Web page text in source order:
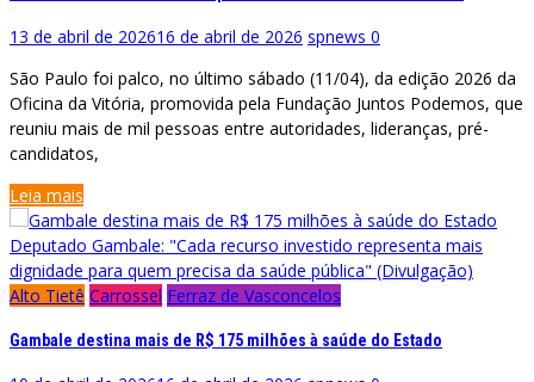
13 de abril de 202616 de abril de 2026 spnews 0
São Paulo foi palco, no último sábado (11/04), da edição 2026 da
Oficina da Vitória, promovida pela Fundação Juntos Podemos, que
reuniu mais de mil pessoas entre autoridades, lideranças, pré-
candidatos,
Leia mais
Deputado Gambale: "Cada recurso investido representa mais
dignidade para quem precisa da saúde pública" (Divulgação)
Alto Tietê Carrossel Ferraz de Vasconcelos
Gambale destina mais de R$ 175 milhões à saúde do Estado